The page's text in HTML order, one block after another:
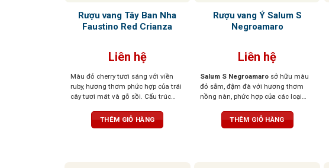
Rượu vang Tây Ban Nha
Faustino Red Crianza
Liên hệ
Màu đỏ cherry tươi sáng với viền
ruby, hương thơm phức hợp của trái
cây tươi mát và gỗ sồi. Cấu trúc
ngọt ngàoTHÊM GIỎ HÀNG
Rượu vang Ý Salum S
Negroamaro
Liên hệ
Salum S Negroamarosở hữu màu
đỏ sẫm, đậm đà với hương thơm
nồng nàn, phức hợp của các loại
quyện cùng mùi hương thoang
thoảng của thuốc lá và da thuộc. Vị
THÊM GIỎ HÀNG